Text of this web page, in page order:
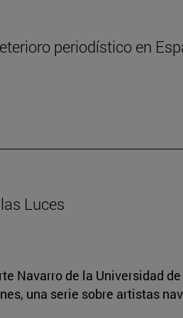
periodístico en
Luces
Navarro de la Universidad
una serie sobre artistas